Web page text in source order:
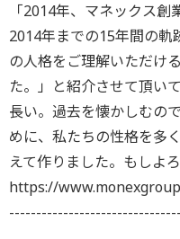
「2014年、マネックス
2014年までの15年間の軌
の人格をご理解いただけ
た。」と紹介させて頂い
長い。過去を懐かしむの
めに、私たちの性格を多
えて作りました。もしよ
https://
--------------------------------